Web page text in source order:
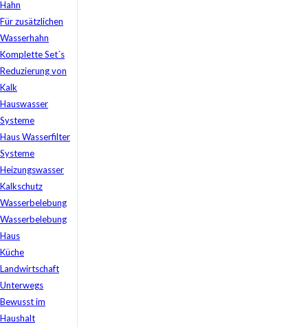
Hahn
Für zusätzlichen
Wasserhahn
Komplette Set´s
Reduzierung von
Kalk
Hauswasser
Systeme
Haus Wasserfilter
Systeme
Heizungswasser
Kalkschutz
Wasserbelebung
Wasserbelebung
Haus
Küche
Landwirtschaft
Unterwegs
Bewusst im
Haushalt